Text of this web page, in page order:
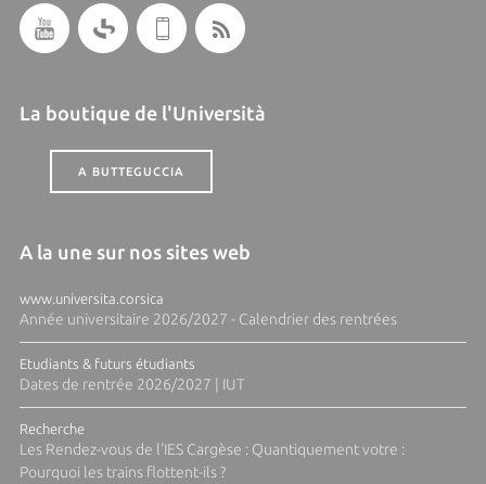
La boutique de l'Università
A BUTTEGUCCIA
A la une sur nos sites web
www.universita.corsica
Année universitaire 2026/2027 - Calendrier des rentrées
Etudiants & futurs étudiants
Dates de rentrée 2026/2027 | IUT
Recherche
Les Rendez-vous de l'IES Cargèse : Quantiquement votre :
Pourquoi les trains flottent-ils ?